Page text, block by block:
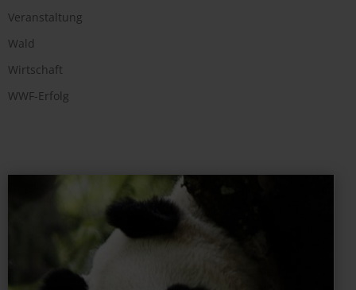
Veranstaltung
Wald
Wirtschaft
WWF-Erfolg